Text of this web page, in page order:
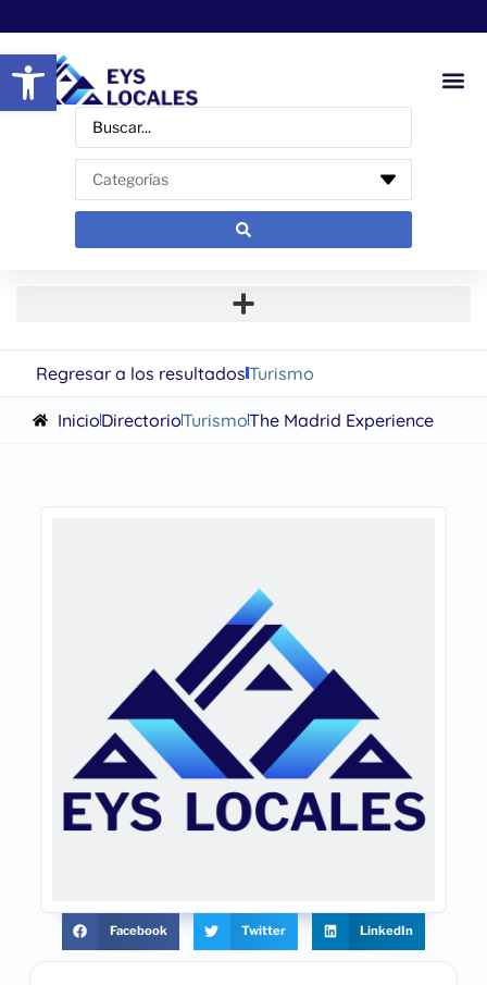
Abrir barra de herramientas
Regresar a los resultadosTurismo
InicioDirectorioTurismoThe Madrid Experience
Facebook Twitter LinkedIn